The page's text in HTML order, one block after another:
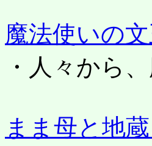
魔法使いの
・人々から
まま母と地